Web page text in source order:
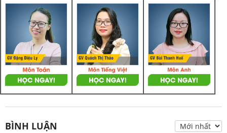
BÌNH LUẬN